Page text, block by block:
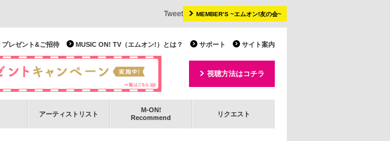
MEMBER’S ~エムオン!友の会~
Tweet
サイト案内
サポート
MUSIC ON! TV（エムオン!）とは？
プレゼント&ご招待
視聴方法はコチラ
アーティストリスト
M-ON!
Recommend
リクエスト